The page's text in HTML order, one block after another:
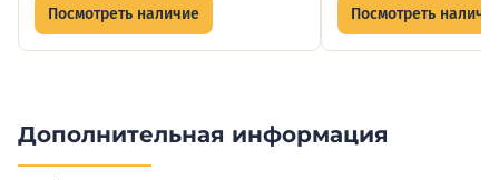
Посмотреть наличие Посмотреть
Дополнительная информация